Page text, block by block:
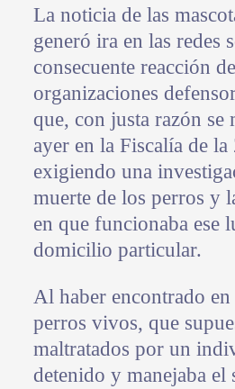
La noticia de las
generó ira en las redes
consecuente reacción
organizaciones
que, con justa razón se
ayer en la Fiscalía de
exigiendo una
muerte de los perros y
en que funcionaba ese
domicilio particular.
Al haber encontrado en
perros vivos, que
maltratados por un
detenido y manejaba el